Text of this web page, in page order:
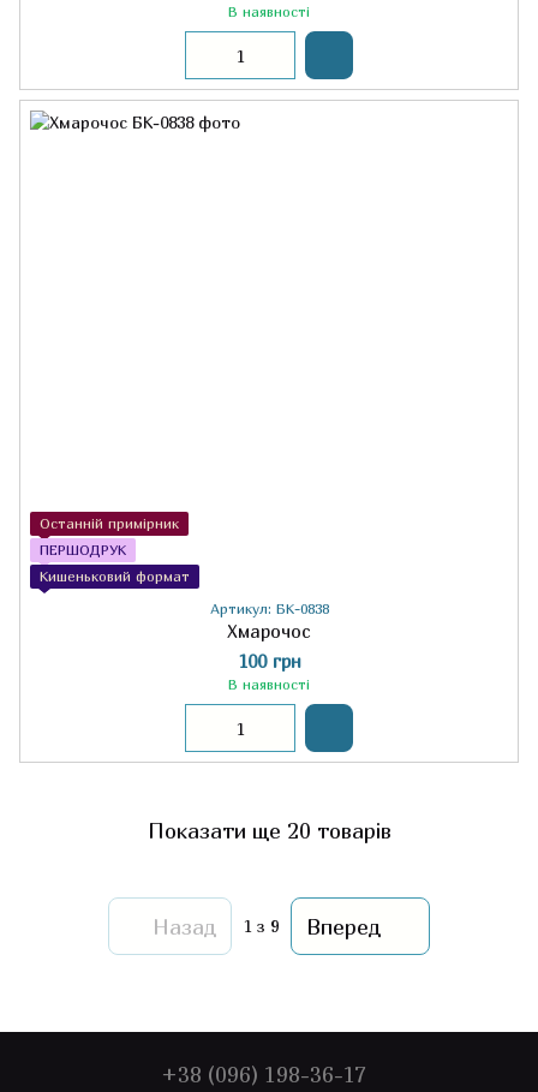
В наявності
Останній примірник
ПЕРШОДРУК
Кишеньковий формат
Артикул: БК-0838
Хмарочос
100 грн
В наявності
Показати ще 20 товарів
Назад 1 з 9 Вперед
+38 (096) 198-36-17